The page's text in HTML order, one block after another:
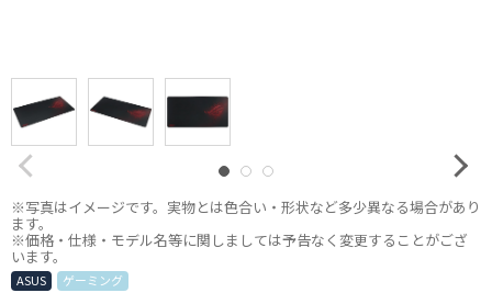
※写真はイメージです。実物とは色合い・形状など多少異なる場合があり
ます。
※価格・仕様・モデル名等に関しましては予告なく変更することがござ
います。
ASUS ゲーミング